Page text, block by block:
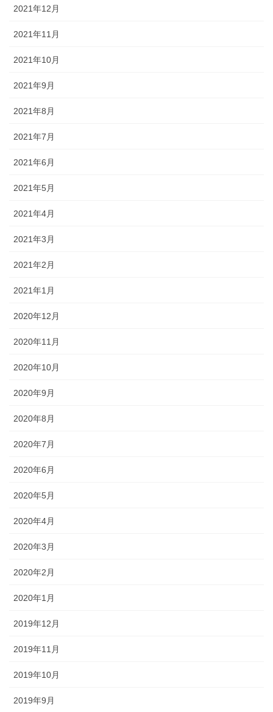
2021年12月
2021年11月
2021年10月
2021年9月
2021年8月
2021年7月
2021年6月
2021年5月
2021年4月
2021年3月
2021年2月
2021年1月
2020年12月
2020年11月
2020年10月
2020年9月
2020年8月
2020年7月
2020年6月
2020年5月
2020年4月
2020年3月
2020年2月
2020年1月
2019年12月
2019年11月
2019年10月
2019年9月